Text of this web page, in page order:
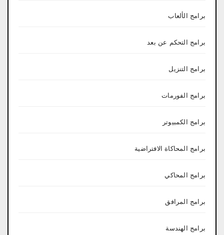
برامج الألعاب
برامج التحكم عن بعد
برامج التنزيل
برامج الفورمات
برامج الكمبيوتر
برامج المحاكاة الافتراضية
برامج المحاكي
برامج المرافق
برامج الهندسة